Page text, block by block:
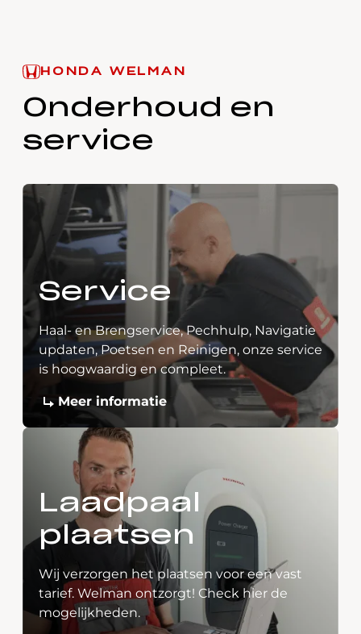
HONDA WELMAN
Onderhoud en
service
Service
Haal- en Brengservice, Pechhulp, Navigatie
updaten, Poetsen en Reinigen, onze service
is hoogwaardig en compleet.
Meer informatie
Laadpaal
plaatsen
Wij verzorgen het plaatsen voor een vast
tarief. Welman ontzorgt! Check hier de
mogelijkheden.